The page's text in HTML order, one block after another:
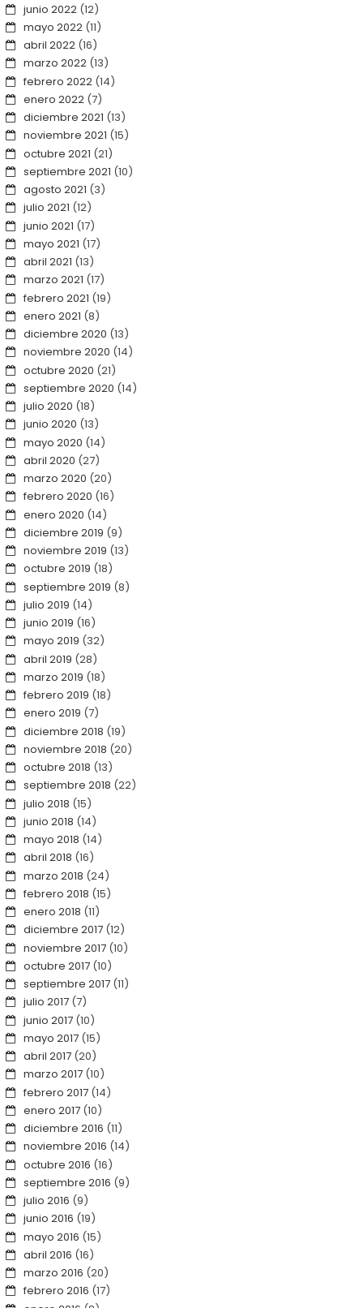
junio 2022(12)
mayo 2022(11)
abril 2022(16)
marzo 2022(13)
febrero 2022(14)
enero 2022(7)
diciembre 2021 (13)
noviembre 2021 (15)
octubre 2021 (21)
septiembre 2021 (10)
agosto 2021 (3)
julio 2021 (12)
junio 2021 (17)
mayo 2021 (17)
abril 2021 (13)
marzo 2021 (17)
febrero 2021 (19)
enero 2021 (8)
diciembre 2020 (13)
noviembre 2020 (14)
octubre 2020 (21)
septiembre 2020 (14)
julio 2020 (18)
junio 2020 (13)
mayo 2020 (14)
abril 2020 (27)
marzo 2020 (20)
febrero 2020 (16)
enero 2020 (14)
diciembre 2019 (9)
noviembre 2019 (13)
octubre 2019 (18)
septiembre 2019 (8)
julio 2019 (14)
junio 2019 (16)
mayo 2019 (32)
abril 2019 (28)
marzo 2019 (18)
febrero 2019 (18)
enero 2019 (7)
diciembre 2018 (19)
noviembre 2018 (20)
octubre 2018 (13)
septiembre 2018 (22)
julio 2018 (15)
junio 2018 (14)
mayo 2018 (14)
abril 2018 (16)
marzo 2018 (24)
febrero 2018 (15)
enero 2018 (11)
diciembre 2017(12)
noviembre 2017(10)
octubre 2017(10)
septiembre 2017(11)
julio 2017(7)
junio 2017(10)
mayo 2017(15)
abril 2017(20)
marzo 2017(10)
febrero 2017(14)
enero 2017(10)
diciembre 2016 (11)
noviembre 2016 (14)
octubre 2016 (16)
septiembre 2016 (9)
julio 2016 (9)
junio 2016 (19)
mayo 2016 (15)
abril 2016 (16)
marzo 2016 (20)
febrero 2016 (17)